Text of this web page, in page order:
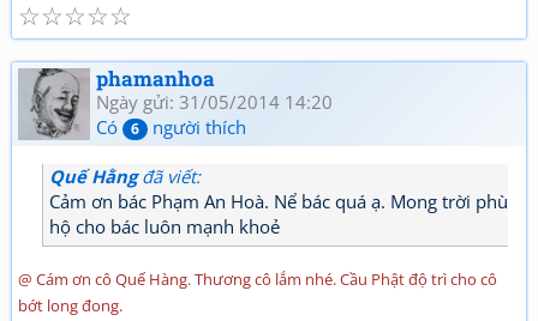
☆
☆
☆
☆
☆
phamanhoa
Ngày gửi: 31/05/2014 14:20
Có
6 người thích
Quế Hằngđã viết:
Cảm ơn bác Phạm An Hoà. Nể bác quá ạ. Mong trời phù
hộ cho bác luôn mạnh khoẻ
@ Cám ơn cô Quế Hàng. Thương cô lắm nhé. Cầu Phật độ trì cho cô
bớt long đong.